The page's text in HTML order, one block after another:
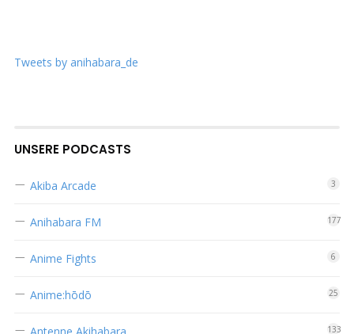
Tweets by anihabara_de
UNSERE PODCASTS
Akiba Arcade 3
Anihabara FM 177
Anime Fights 6
Anime:hōdō 25
Antenne Akihabara 133